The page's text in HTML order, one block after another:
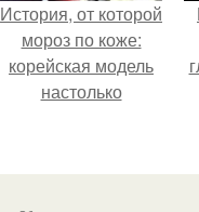
История, от которой
мороз по коже:
корейская модель
настолько
вколола себе в